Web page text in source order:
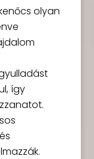
olyan
így